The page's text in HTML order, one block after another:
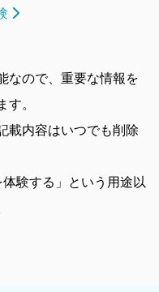
なので、重要な情報を
す。
載内容はいつでも削除
験する」という用途以